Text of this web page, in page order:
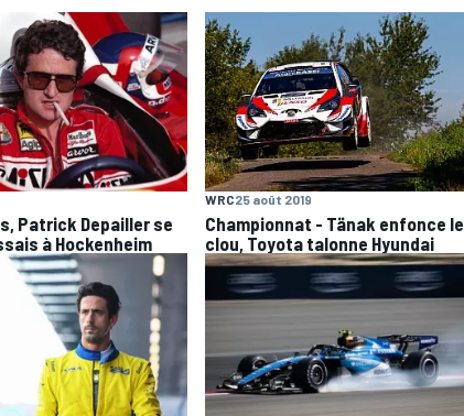
Patrick Depailler se
à Hockenheim
WRC25 août 2019
Championnat - Tänak enfonce le
clou, Toyota talonne Hyundai